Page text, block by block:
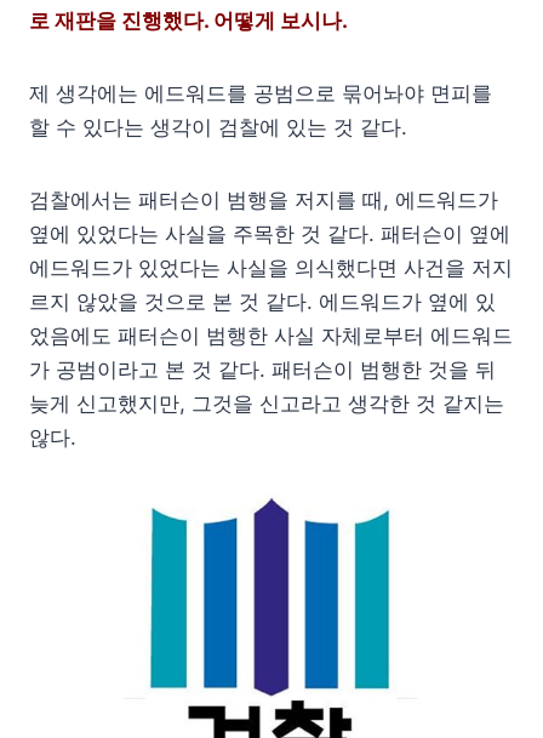
로 재판을 진행했다. 어떻게 보시나.
제 생각에는 에드워드를 공범으로 묶어놔야 면피를
할 수 있다는 생각이 검찰에 있는 것 같다.
검찰에서는 패터슨이 범행을 저지를 때, 에드워드가
옆에 있었다는 사실을 주목한 것 같다. 패터슨이 옆에
에드워드가 있었다는 사실을 의식했다면 사건을 저지
르지 않았을 것으로 본 것 같다. 에드워드가 옆에 있
었음에도 패터슨이 범행한 사실 자체로부터 에드워드
가 공범이라고 본 것 같다. 패터슨이 범행한 것을 뒤
늦게 신고했지만, 그것을 신고라고 생각한 것 같지는
않다.